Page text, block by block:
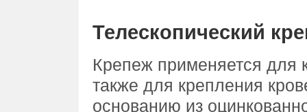
Телескопический
Крепеж применяется для
также для крепления
основанию из